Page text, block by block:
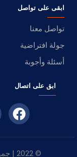
ابقى على تواصل
تواصل معنا
جولة افتراضية
أسئلة وأجوبة
ابق على اتصال
© 2022 | جميع الحقوق محفوظه